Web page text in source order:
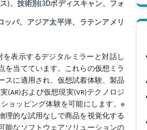
)、技術別(3Dボディスキャン、フォ
ッパ、アジア太平洋、ラテンアメリ
表示するデジタルミラーと対話し
を当てています。これらの仮想ミラ
スに適用され、仮想試着体験、製品
(AR)および仮想現実(VR)テクノロジ
ョッピング体験を可能にします。e
理的な試用なしで商品を視覚化する
能なソフトウェアソリューションの